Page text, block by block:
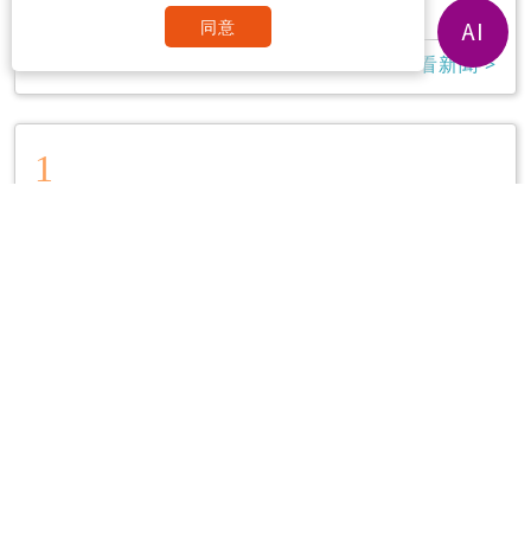
看新聞 >
1
同意